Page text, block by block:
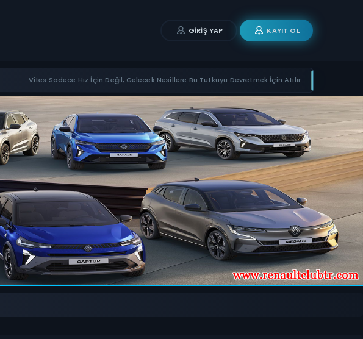
GIRIŞ YAP KAYIT OL
Vites Sadece Hız İçin Değil, Gelecek Nesillere Bu Tutkuyu Devretmek İçin Atılır.